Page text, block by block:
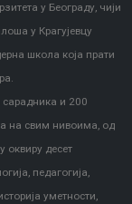
у Београду, чији
у Крагујевцу
школа која прати
и 200
на свим нивоима, од
оквиру десет
педагогија,
уметности,